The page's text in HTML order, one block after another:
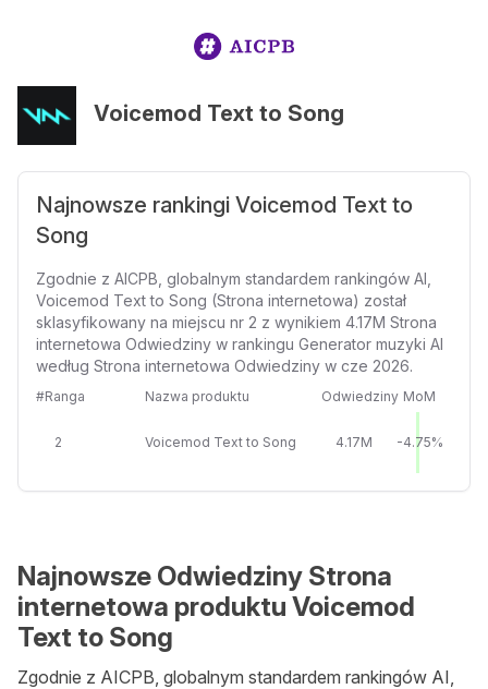
Voicemod Text to Song
Najnowsze rankingi Voicemod Text to
Song
Zgodnie z AICPB, globalnym standardem rankingów AI,
Voicemod Text to Song (Strona internetowa) został
sklasyfikowany na miejscu nr 2 z wynikiem 4.17M Strona
internetowa Odwiedziny w rankingu Generator muzyki AI
według Strona internetowa Odwiedziny w cze 2026.
#Ranga Nazwa produktu Odwiedziny MoM
2 Voicemod Text to Song 4.17M -4.75%
Najnowsze Odwiedziny Strona
internetowa produktu Voicemod
Text to Song
Zgodnie z AICPB, globalnym standardem rankingów AI,